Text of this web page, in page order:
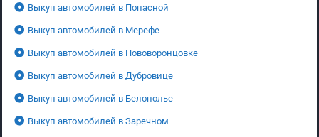
Выкуп автомобилей в Попасной
Выкуп автомобилей в Мерефе
Выкуп автомобилей в Нововоронцовке
Выкуп автомобилей в Дубровице
Выкуп автомобилей в Белополье
Выкуп автомобилей в Заречном